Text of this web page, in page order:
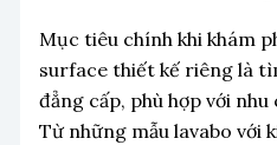
Mục tiêu chính khi khám
surface thiết kế riêng là
đẳng cấp, phù hợp với
Từ những mẫu lavabo với